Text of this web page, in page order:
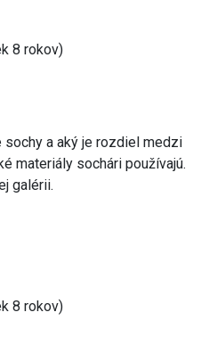
8 rokov)
sochy a aký je rozdiel medzi
materiály sochári používajú.
galérii.
8 rokov)